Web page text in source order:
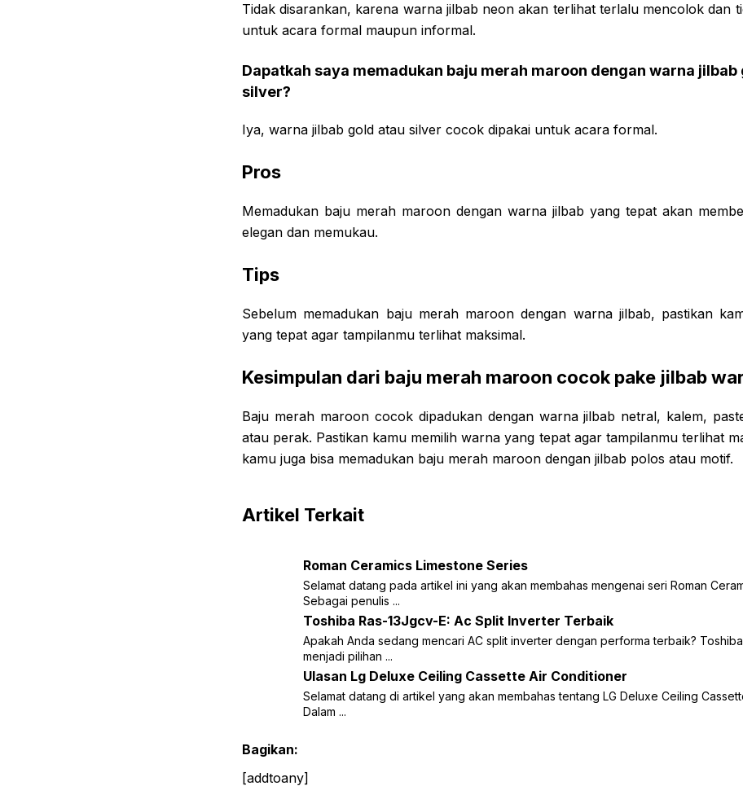
Tidak disarankan, karena warna jilbab neon akan terlihat terlalu mencolok dan
untuk acara formal maupun informal.
Dapatkah saya memadukan baju merah maroon dengan warna jilbab
silver?
Iya, warna jilbab gold atau silver cocok dipakai untuk acara formal.
Pros
Memadukan baju merah maroon dengan warna jilbab yang tepat akan
elegan dan memukau.
Tips
Sebelum memadukan baju merah maroon dengan warna jilbab, pastikan
yang tepat agar tampilanmu terlihat maksimal.
Kesimpulan dari baju merah maroon cocok pake jilbab
Baju merah maroon cocok dipadukan dengan warna jilbab netral, kalem,
atau perak. Pastikan kamu memilih warna yang tepat agar tampilanmu terlihat
kamu juga bisa memadukan baju merah maroon dengan jilbab polos atau motif.
Artikel Terkait
Roman Ceramics Limestone Series
Selamat datang pada artikel ini yang akan membahas mengenai seri Roman
Sebagai penulis ...
Toshiba Ras-13Jgcv-E: Ac Split Inverter Terbaik
Apakah Anda sedang mencari AC split inverter dengan performa terbaik? Toshiba
menjadi pilihan ...
Ulasan Lg Deluxe Ceiling Cassette Air Conditioner
Selamat datang di artikel yang akan membahas tentang LG Deluxe Ceiling
Dalam ...
Bagikan:
[addtoany]